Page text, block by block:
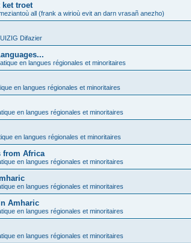
ket troet
all (frank a wirioù evit an darn vrasañ anezho)
Difazier
en langues régionales et minoritaires
en langues régionales et minoritaires
en langues régionales et minoritaires
en langues régionales et minoritaires
from Africa
en langues régionales et minoritaires
en langues régionales et minoritaires
Amharic
en langues régionales et minoritaires
en langues régionales et minoritaires